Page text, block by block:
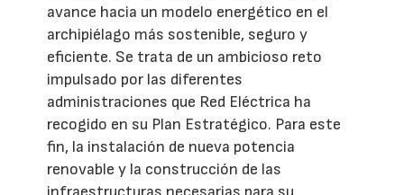
avance hacia un modelo energético en el
archipiélago más sostenible, seguro y
eficiente. Se trata de un ambicioso reto
impulsado por las diferentes
administraciones que Red Eléctrica ha
recogido en su Plan Estratégico. Para este
fin, la instalación de nueva potencia
renovable y la construcción de las